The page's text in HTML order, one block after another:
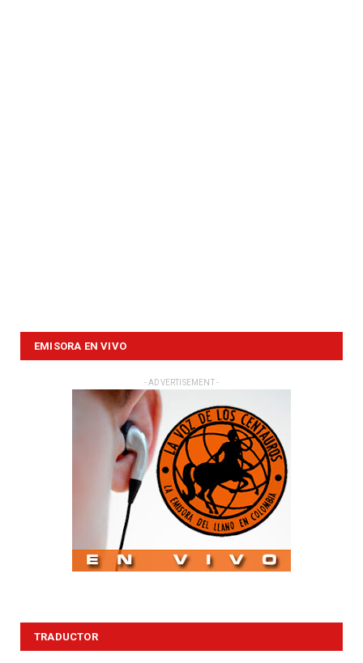
EMISORA EN VIVO
- ADVERTISEMENT -
TRADUCTOR